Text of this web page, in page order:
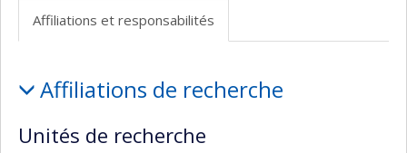
professionnelle
(faculté,département,école)
Affiliations et responsabilités
et
responsabilités
Affiliations de recherche
Unités de recherche